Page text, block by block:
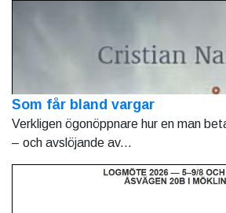
Som får bland vargar
Verkligen ögonöppnare hur en man
– och avslöjande av...